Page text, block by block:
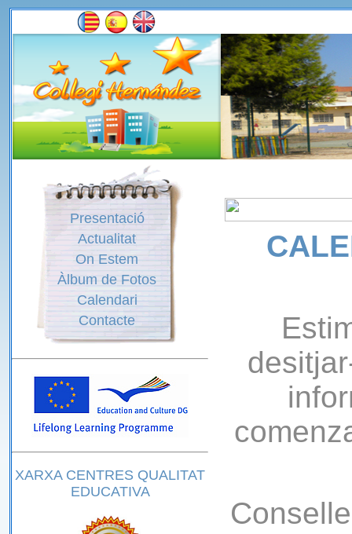
Presentació
Actualitat
On Estem
Àlbum de Fotos
Calendari
Contacte
XARXA CENTRES QUALITAT
EDUCATIVA